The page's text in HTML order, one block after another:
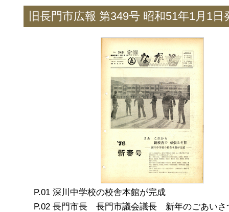
旧長門市広報 第349号 昭和51年1月1日
深川中学校の校舎本館が完成
長門市長 長門市議会議長 新年のごあいさ